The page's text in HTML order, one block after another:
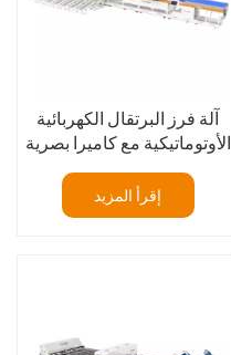
آلة فرز البرتقال الكهربائية
الأوتوماتيكية مع كاميرا بصرية
إقرأ المزيد